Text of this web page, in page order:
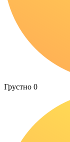
Грустно 0